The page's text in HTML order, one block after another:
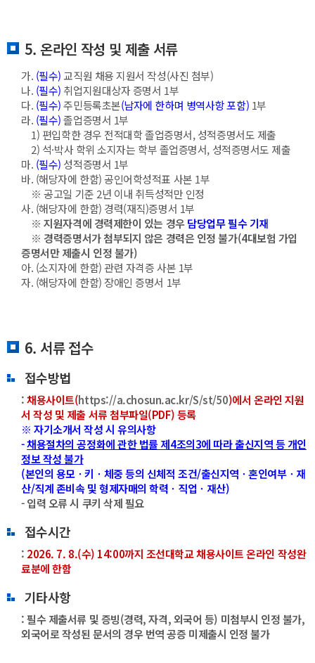
5. 온라인 작성 및 제출 서류
가. (필수)교직원 채용 지원서 작성(사진 첨부)
나. (필수) 취업지원대상자 증명서 1부
다. (필수)주민등록초본(남자에 한하며 병역사항 포함) 1부
라. (필수)졸업증명서 1부
1) 편입학한 경우 전적대학 졸업증명서, 성적증명서도 제출
2) 석·박사 학위 소지자는 학부 졸업증명서, 성적증명서도 제출
마. (필수) 성적증명서 1부
바. (해당자에 한함) 공인어학성적표 사본 1부
※ 공고일 기준 2년 이내 취득성적만 인정
사. (해당자에 한함) 경력(재직)증명서 1부
※ 지원자격에 경력제한이 있는 경우담당업무 필수 기재
※ 경력증명서가 첨부되지 않은 경력은 인정 불가(4대보험 가입
증명서만 제출시 인정 불가)
아. (소지자에 한함) 관련 자격증 사본 1부
자. (해당자에 한함) 장애인 증명서 1부
6. 서류 접수
접수방법
:채용사이트(https://a.chosun.ac.kr/S/st/50)에서 온라인 지원
서 작성 및 제출 서류 첨부파일(PDF) 등록
※ 자기소개서 작성 시 유의사항
-채용절차의 공정화에 관한 법률 제4조의3에 따라 출신지역 등 개인
정보 작성 불가
(본인의 용모ㆍ키ㆍ체중 등의 신체적 조건/출신지역ㆍ혼인여부ㆍ재
산/직계 존비속 및 형제자매의 학력ㆍ직업ㆍ재산)
- 입력 오류 시 쿠키 삭제 필요
접수시간
: 2026. 7. 8.(수) 14:00까지 조선대학교 채용사이트 온라인 작성완
료분에 한함
기타사항
: 필수 제출서류 및 증빙(경력, 자격, 외국어 등) 미첨부시 인정 불가,
외국어로 작성된 문서의 경우 번역 공증 미제출시 인정 불가